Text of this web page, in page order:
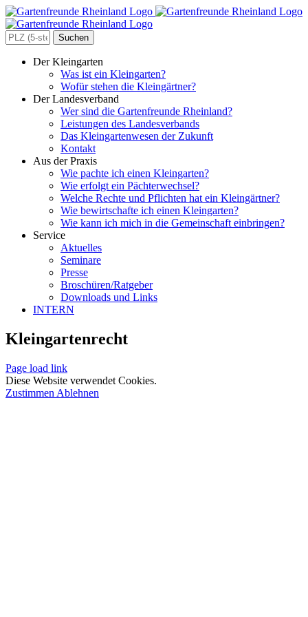
Zum
Inhalt
springen
Search
for:
Der Kleingarten
Was ist ein Kleingarten?
Wofür stehen die Kleingärtner?
Der Landesverband
Wer sind die Gartenfreunde Rheinland?
Leistungen des Landesverbands
Das Kleingartenwesen der Zukunft
Kontakt
Aus der Praxis
Wie pachte ich einen Kleingarten?
Wie erfolgt ein Pächterwechsel?
Welche Rechte und Pflichten hat ein Kleingärtner?
Wie bewirtschafte ich einen Kleingarten?
Wie kann ich mich in die Gemeinschaft einbringen?
Service
Aktuelles
Seminare
Presse
Broschüren/Ratgeber
Downloads und Links
INTERN
Kleingartenrecht
Page load link
Diese Website verwendet Cookies.
Zustimmen Ablehnen